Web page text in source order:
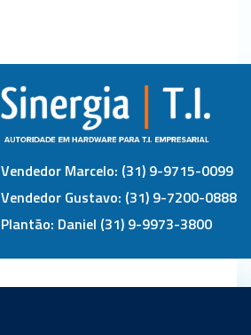
Vendedor Marcelo: (31) 9-9715-0099
Vendedor Gustavo: (31) 9-7200-0888
Plantão: Daniel (31) 9-9973-3800